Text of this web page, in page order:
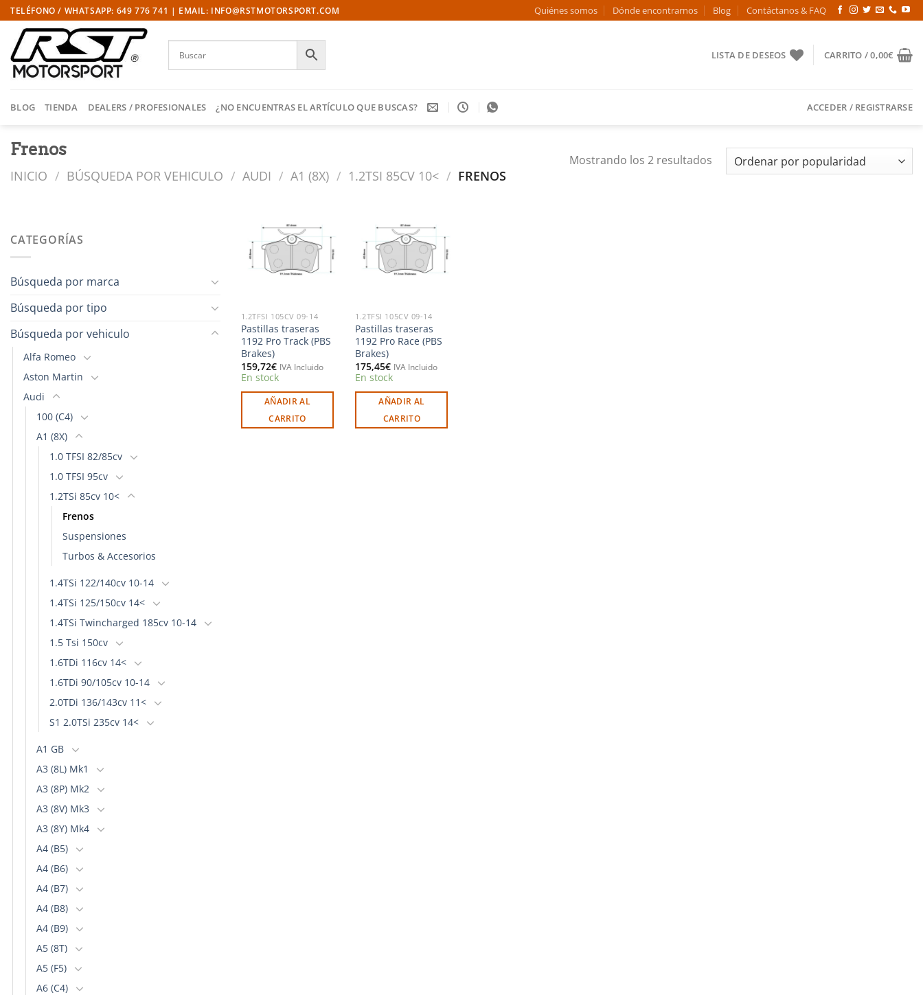
Saltar
al
contenido
TELÉFONO / WHATSAPP: 649 776 741 | EMAIL: INFO@RSTMOTORSPORT.COM Quiénes somos Dónde encontrarnos Blog Contáctanos & FAQ
LISTA DE DESEOS CARRITO /0,00€
BLOG TIENDA DEALERS / PROFESIONALES ¿NO ENCUENTRAS EL ARTÍCULO QUE BUSCAS? ACCEDER / REGISTRARSE
Frenos
INICIO / BÚSQUEDA POR VEHICULO / AUDI / A1 (8X) / 1.2TSI 85CV 10< / FRENOS
Mostrando los 2 resultadosOrdenado
por
CATEGORÍAS
Búsqueda por marca
Búsqueda por tipo
Búsqueda por vehiculo
Alfa Romeo
Aston Martin
Audi
100 (C4)
A1 (8X)
1.0 TFSI 82/85cv
1.0 TFSI 95cv
1.2TSi 85cv 10<
Frenos
Suspensiones
Turbos & Accesorios
1.4TSi 122/140cv 10-14
1.4TSi 125/150cv 14<
1.4TSi Twincharged 185cv 10-14
1.5 Tsi 150cv
1.6TDi 116cv 14<
1.6TDi 90/105cv 10-14
2.0TDi 136/143cv 11<
S1 2.0TSi 235cv 14<
A1 GB
A3 (8L) Mk1
A3 (8P) Mk2
A3 (8V) Mk3
A3 (8Y) Mk4
A4 (B5)
A4 (B6)
A4 (B7)
A4 (B8)
A4 (B9)
A5 (8T)
A5 (F5)
A6 (C4)
Añadir
a la
lista de
deseos
1.2TFSI 105CV 09-14
Pastillas traseras
1192 Pro Track (PBS
Brakes)
159,72€ IVA Incluido
En stock
AÑADIR AL
CARRITO
Añadir
a la
lista de
deseos
1.2TFSI 105CV 09-14
Pastillas traseras
1192 Pro Race (PBS
Brakes)
175,45€ IVA Incluido
En stock
AÑADIR AL
CARRITO